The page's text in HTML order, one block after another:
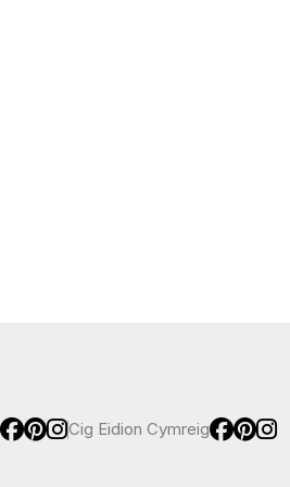
Cig Eidion Cymreig